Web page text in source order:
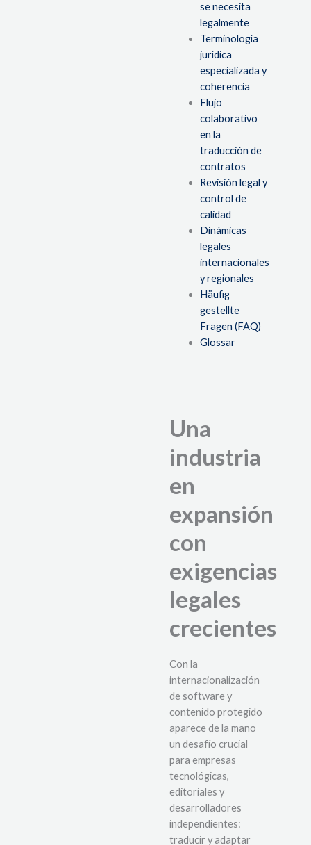
se necesita
legalmente
Terminología
jurídica
especializada y
coherencia
Flujo
colaborativo
en la
traducción de
contratos
Revisión legal y
control de
calidad
Dinámicas
legales
internacionales
y regionales
Häufig
gestellte
Fragen (FAQ)
Glossar
Una
industria
en
expansión
con
exigencias
legales
crecientes
Con la
internacionalización
de software y
contenido protegido
aparece de la mano
un desafío crucial
para empresas
tecnológicas,
editoriales y
desarrolladores
independientes:
traducir y adaptar